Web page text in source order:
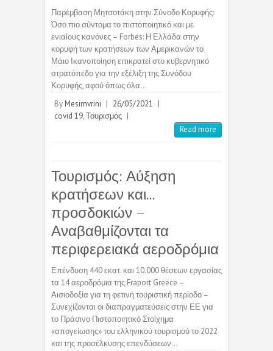
Παρέμβαση Μητσοτάκη στην Σύνοδο Κορυφής:
Όσο πιο σύντομα το πιστοποιητικό και με
ενιαίους κανόνες – Forbes: Η Ελλάδα στην
κορυφή των κρατήσεων των Αμερικανών το
Μάιο Ικανοποίηση επικρατεί στο κυβερνητικό
στρατόπεδο για την εξέλιξη της Συνόδου
Κορυφής, αφού όπως όλα…
By Mesimvrini | 26/05/2021 |
covid 19,Τουρισμός |
Read more
Τουρισμός: Αύξηση
κρατήσεων και…
προσδοκιών –
Αναβαθμίζονται τα
περιφερειακά αεροδρόμια
Επένδυση 440 εκατ. και 10.000 θέσεων εργασίας
τα 14 αεροδρόμια της Fraport Greece –
Αισιοδοξία για τη φετινή τουριστική περίοδο –
Συνεχίζονται οι διαπραγματεύσεις στην ΕΕ για
το Πράσινο Πιστοποιητικό Στοίχημα
«απογείωσης» του ελληνικού τουρισμού το 2022
και της προσέλκυσης επενδύσεων…